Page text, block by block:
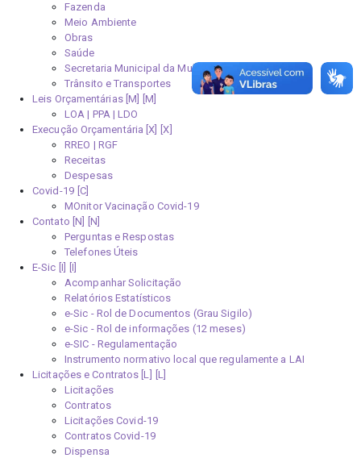
Fazenda
Meio Ambiente
Obras
Saúde
Secretaria Municipal da Mulher
Trânsito e Transportes
Leis Orçamentárias [M]
LOA | PPA | LDO
Execução Orçamentária [X]
RREO | RGF
Receitas
Despesas
Covid-19
MOnitor Vacinação Covid-19
Contato [N]
Perguntas e Respostas
Telefones Úteis
E-Sic [I]
Acompanhar Solicitação
Relatórios Estatísticos
e-Sic - Rol de Documentos (Grau Sigilo)
e-Sic - Rol de informações (12 meses)
e-SIC - Regulamentação
Instrumento normativo local que regulamente a LAI
Licitações e Contratos [L]
Licitações
Contratos
Licitações Covid-19
Contratos Covid-19
Dispensa